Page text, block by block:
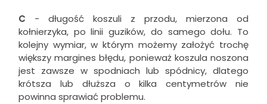
C - długość koszuli z przodu, mierzona od
kołnierzyka, po linii guzików, do samego dołu. To
kolejny wymiar, w którym możemy założyć trochę
większy margines błędu, ponieważ koszula noszona
jest zawsze w spodniach lub spódnicy, dlatego
krótsza lub dłuższa o kilka centymetrów nie
powinna sprawiać problemu.